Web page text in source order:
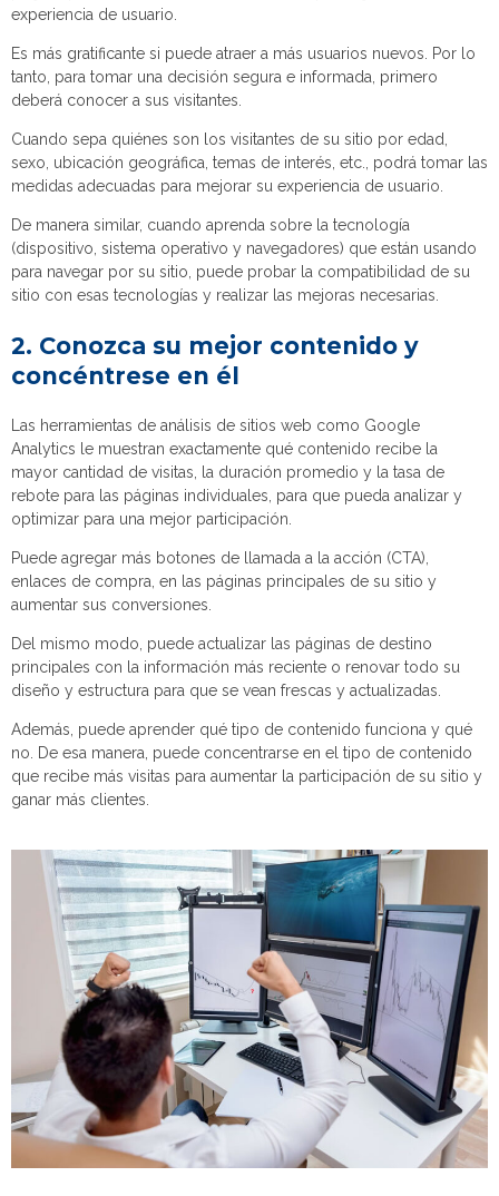
experiencia de usuario.
Es más gratificante si puede atraer a más usuarios nuevos. Por lo
tanto, para tomar una decisión segura e informada, primero
deberá conocer a sus visitantes.
Cuando sepa quiénes son los visitantes de su sitio por edad,
sexo, ubicación geográfica, temas de interés, etc., podrá tomar las
medidas adecuadas para mejorar su experiencia de usuario.
De manera similar, cuando aprenda sobre la tecnología
(dispositivo, sistema operativo y navegadores) que están usando
para navegar por su sitio, puede probar la compatibilidad de su
sitio con esas tecnologías y realizar las mejoras necesarias.
2. Conozca su mejor contenido y
concéntrese en él
Las herramientas de análisis de sitios web como Google
Analytics le muestran exactamente qué contenido recibe la
mayor cantidad de visitas, la duración promedio y la tasa de
rebote para las páginas individuales, para que pueda analizar y
optimizar para una mejor participación.
Puede agregar más botones de llamada a la acción (CTA),
enlaces de compra, en las páginas principales de su sitio y
aumentar sus conversiones.
Del mismo modo, puede actualizar las páginas de destino
principales con la información más reciente o renovar todo su
diseño y estructura para que se vean frescas y actualizadas.
Además, puede aprender qué tipo de contenido funciona y qué
no. De esa manera, puede concentrarse en el tipo de contenido
que recibe más visitas para aumentar la participación de su sitio y
ganar más clientes.